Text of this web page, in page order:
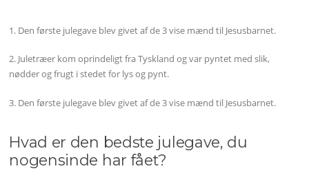
1. Den første julegave blev givet af de 3 vise mænd til Jesusbarnet.
2. Juletræer kom oprindeligt fra Tyskland og var pyntet med slik,
nødder og frugt i stedet for lys og pynt.
3. Den første julegave blev givet af de 3 vise mænd til Jesusbarnet.
Hvad er den bedste julegave, du
nogensinde har fået?